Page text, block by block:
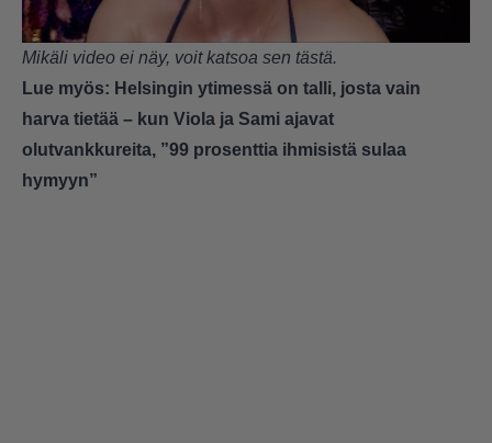
Mikäli video ei näy, voit katsoa sen tästä.
Lue myös: Helsingin ytimessä on talli, josta vain
harva tietää – kun Viola ja Sami ajavat
olutvankkureita, ”99 prosenttia ihmisistä sulaa
hymyyn”